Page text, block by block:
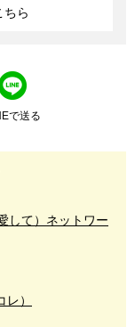
ちら
で送る
して）ネットワー
）